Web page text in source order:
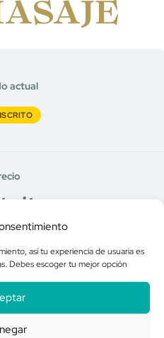
así tu experiencia de usuaria es
Debes escoger tu mejor opción
actual
pasos
to Enroll